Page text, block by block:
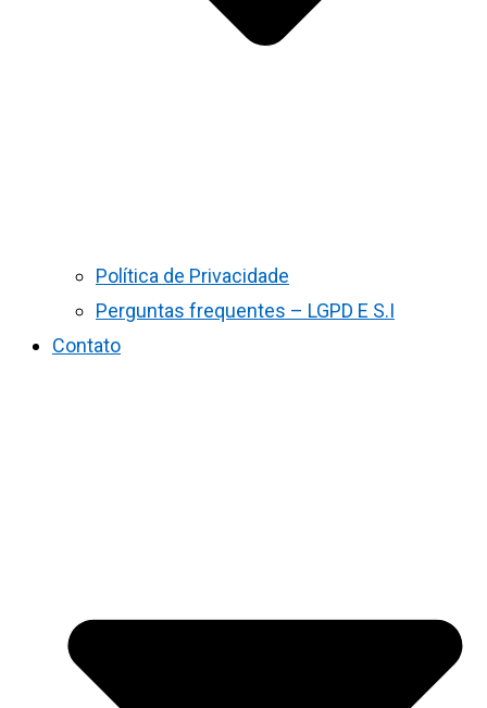
Política de Privacidade
Perguntas frequentes – LGPD E S.I
Contato